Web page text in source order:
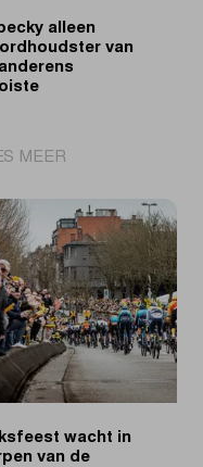
alleen
van
MEER
alleen
recordhoudster
van
Vlaanderens
Mooiste
wacht in
van de